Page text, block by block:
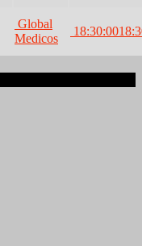
Global
Medicos
18:30:00